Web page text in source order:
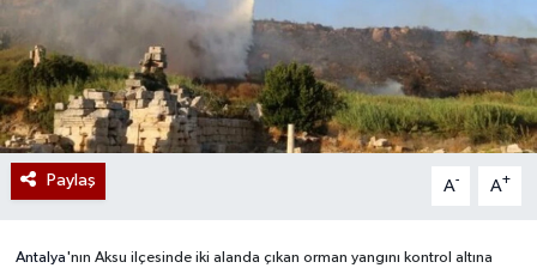
Paylaş A- A+
Antalya'nın Aksu ilçesinde iki alanda çıkan orman yangını kontrol altına